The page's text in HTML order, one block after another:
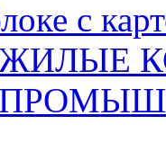
с
"ЖИЛЫЕ